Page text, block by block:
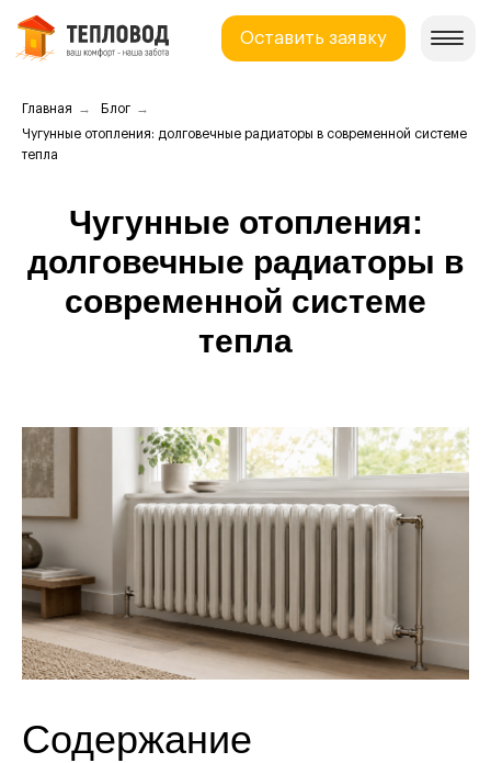
Оставить заявку
Главная → Блог →
Чугунные отопления: долговечные радиаторы в современной системе
тепла
Чугунные отопления:
долговечные радиаторы в
современной системе
тепла
Содержание